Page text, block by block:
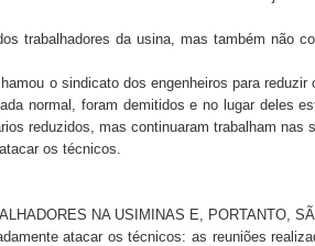
trabalhadores da usina, mas também não
o sindicato dos engenheiros para
normal, foram demitidos e no lugar deles
reduzidos, mas continuaram trabalham nas
os técnicos.
NA USIMINAS E, PORTANTO,
atacar os técnicos: as reuniões